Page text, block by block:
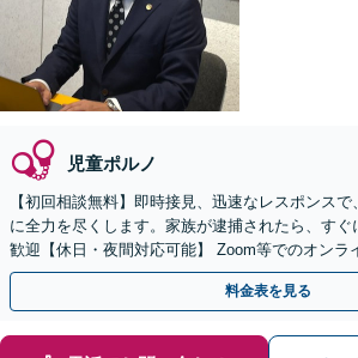
児童ポルノ
【初回相談無料】即時接見、迅速なレスポンス
に全力を尽くします。家族が逮捕されたら、すぐ
歓迎【休日・夜間対応可能】 Zoom等でのオンラ
ます【メールでの予約、問い合わせ可能】
料金表を見る